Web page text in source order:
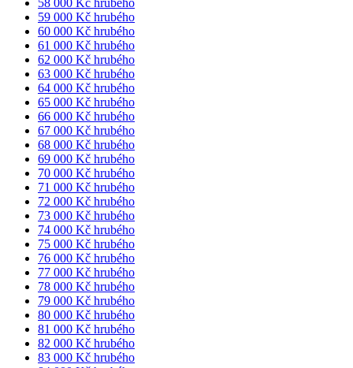
58 000 Kč hrubého
59 000 Kč hrubého
60 000 Kč hrubého
61 000 Kč hrubého
62 000 Kč hrubého
63 000 Kč hrubého
64 000 Kč hrubého
65 000 Kč hrubého
66 000 Kč hrubého
67 000 Kč hrubého
68 000 Kč hrubého
69 000 Kč hrubého
70 000 Kč hrubého
71 000 Kč hrubého
72 000 Kč hrubého
73 000 Kč hrubého
74 000 Kč hrubého
75 000 Kč hrubého
76 000 Kč hrubého
77 000 Kč hrubého
78 000 Kč hrubého
79 000 Kč hrubého
80 000 Kč hrubého
81 000 Kč hrubého
82 000 Kč hrubého
83 000 Kč hrubého